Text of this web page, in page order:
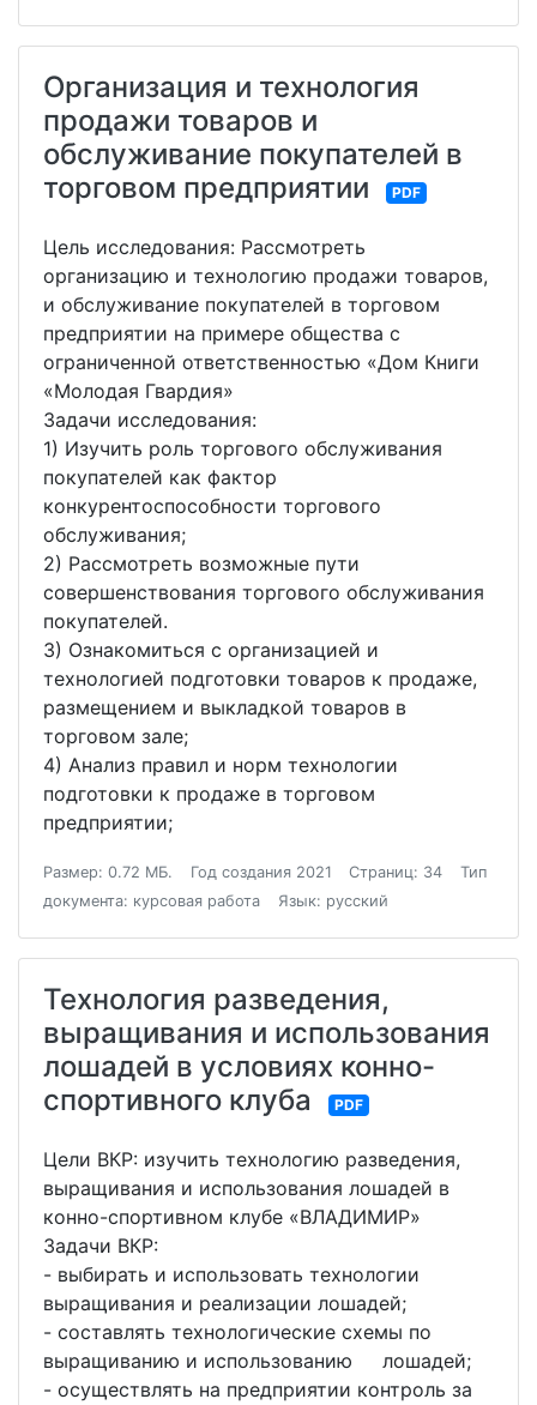
Организация и технология
продажи товаров и
обслуживание покупателей в
торговом предприятии
PDF
Цель исследования: Рассмотреть
организацию и технологию продажи товаров,
и обслуживание покупателей в торговом
предприятии на примере общества с
ограниченной ответственностью «Дом Книги
«Молодая Гвардия»
Задачи исследования:
1) Изучить роль торгового обслуживания
покупателей как фактор
конкурентоспособности торгового
обслуживания;
2) Рассмотреть возможные пути
совершенствования торгового обслуживания
покупателей.
3) Ознакомиться с организацией и
технологией подготовки товаров к продаже,
размещением и выкладкой товаров в
торговом зале;
4) Анализ правил и норм технологии
подготовки к продаже в торговом
предприятии;
Размер: 0.72 МБ. Год создания 2021 Страниц: 34
Тип
документа: курсовая работа
Язык: русский
Технология разведения,
выращивания и использования
лошадей в условиях конно-
спортивного клуба
PDF
Цели ВКР: изучить технологию разведения,
выращивания и использования лошадей в
конно-спортивном клубе «ВЛАДИМИР»
Задачи ВКР:
- выбирать и использовать технологии
выращивания и реализации лошадей;
- составлять технологические схемы по
выращиванию и использованию лошадей;
- осуществлять на предприятии контроль за